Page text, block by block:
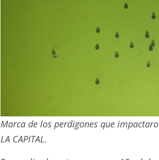
Marca de los perdigones que
LA CAPITAL.